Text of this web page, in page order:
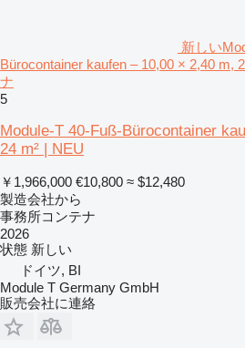
新しい
Bürocontainer kaufen – 10,00 × 2,40 m,
ナ
5
Module-T 40-Fuß-Bürocontainer
24 m² | NEU
￥1,966,000 €10,800 ≈ $12,480
製造会社から
事務所コンテナ
2026
状態 新しい
ドイツ, BI
Module T Germany GmbH
販売会社に連絡